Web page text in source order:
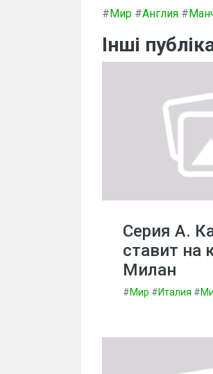
#Мир #Англия #
Інші
Серия А.
ставит на
Милан
#Мир #Италия #